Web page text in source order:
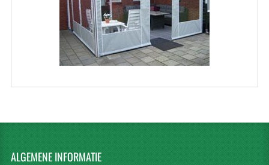
ALGEMENEINFORMATIE